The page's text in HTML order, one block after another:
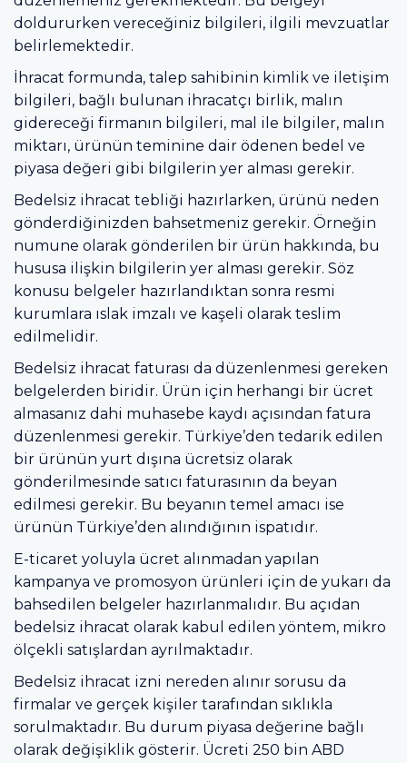
doldururken vereceğiniz bilgileri, ilgili mevzuatlar
belirlemektedir.
İhracat formunda, talep sahibinin kimlik ve iletişim
bilgileri, bağlı bulunan ihracatçı birlik, malın
gidereceği firmanın bilgileri, mal ile bilgiler, malın
miktarı, ürünün teminine dair ödenen bedel ve
piyasa değeri gibi bilgilerin yer alması gerekir.
Bedelsiz ihracat tebliği hazırlarken, ürünü neden
gönderdiğinizden bahsetmeniz gerekir. Örneğin
numune olarak gönderilen bir ürün hakkında, bu
hususa ilişkin bilgilerin yer alması gerekir. Söz
konusu belgeler hazırlandıktan sonra resmi
kurumlara ıslak imzalı ve kaşeli olarak teslim
edilmelidir.
Bedelsiz ihracat faturası da düzenlenmesi gereken
belgelerden biridir. Ürün için herhangi bir ücret
almasanız dahi muhasebe kaydı açısından fatura
düzenlenmesi gerekir. Türkiye’den tedarik edilen
bir ürünün yurt dışına ücretsiz olarak
gönderilmesinde satıcı faturasının da beyan
edilmesi gerekir. Bu beyanın temel amacı ise
ürünün Türkiye’den alındığının ispatıdır.
E-ticaret yoluyla ücret alınmadan yapılan
kampanya ve promosyon ürünleri için de yukarı da
bahsedilen belgeler hazırlanmalıdır. Bu açıdan
bedelsiz ihracat olarak kabul edilen yöntem, mikro
ölçekli satışlardan ayrılmaktadır.
Bedelsiz ihracat izni nereden alınır sorusu da
firmalar ve gerçek kişiler tarafından sıklıkla
sorulmaktadır. Bu durum piyasa değerine bağlı
olarak değişiklik gösterir. Ücreti 250 bin ABD